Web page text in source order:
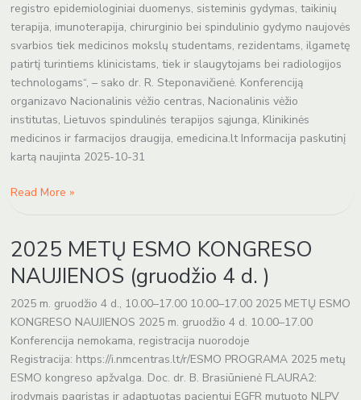
registro epidemiologiniai duomenys, sisteminis gydymas, taikinių
terapija, imunoterapija, chirurginio bei spindulinio gydymo naujovės
svarbios tiek medicinos mokslų studentams, rezidentams, ilgametę
patirtį turintiems klinicistams, tiek ir slaugytojams bei radiologijos
technologams“, – sako dr. R. Steponavičienė. Konferenciją
organizavo Nacionalinis vėžio centras, Nacionalinis vėžio
institutas, Lietuvos spindulinės terapijos sąjunga, Klinikinės
medicinos ir farmacijos draugija, emedicina.lt Informacija paskutinį
kartą naujinta 2025-10-31
Read More »
2025 METŲ ESMO KONGRESO
NAUJIENOS (gruodžio 4 d. )
2025 m. gruodžio 4 d., 10.00–17.00 10.00–17.00 2025 METŲ ESMO
KONGRESO NAUJIENOS 2025 m. gruodžio 4 d. 10.00–17.00
Konferencija nemokama, registracija nuorodoje
Registracija: https://i.nmcentras.lt/r/ESMO PROGRAMA 2025 metų
ESMO kongreso apžvalga. Doc. dr. B. Brasiūnienė FLAURA2:
įrodymais pagrįstas ir adaptuotas pacientui EGFR mutuoto NLPV
METŲ
ESMO
KONGRESO
NAUJIENOS
(gruodžio
4
d.
)